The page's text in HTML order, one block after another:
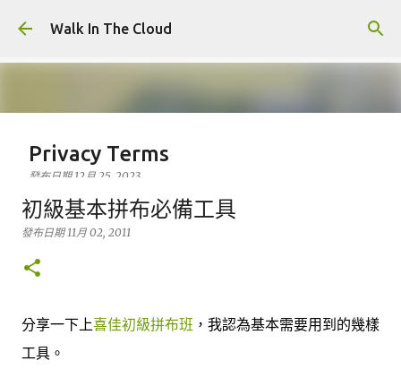
跳到主要內容
Walk In The Cloud
Privacy Terms
發布日期12月 25, 2023
Who We Are At Walk In The Cloud, we are committed to
maintaining the trust and confidence of all visitors to
our web site. In particular, we want you to know that
Walk In The Cloud is not in the business of selling,
Policy, we’ve provided detailed information on when
and why we collect personal information, how we use
初級基本拼布必備工具
發布日期11月 02, 2011
分享一下上喜佳初級拼布班 ，我認為基本需要用到的幾樣
工具。